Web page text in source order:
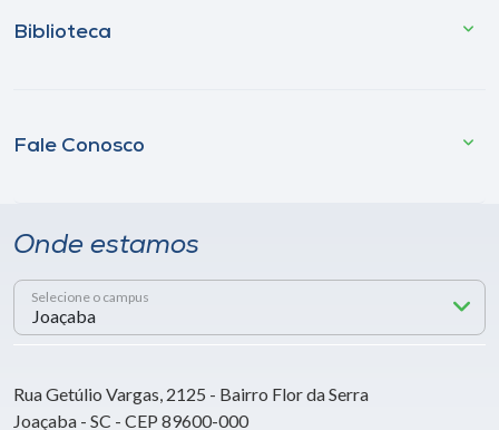
Biblioteca
Fale Conosco
Onde estamos
Selecione o campus
Rua Getúlio Vargas, 2125 - Bairro Flor da Serra
Joaçaba - SC - CEP 89600-000